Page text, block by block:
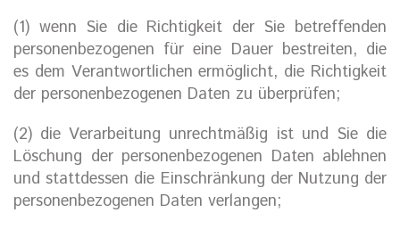
(1) wenn Sie die Richtigkeit der Sie betreffenden
personenbezogenen für eine Dauer bestreiten, die
es dem Verantwortlichen ermöglicht, die Richtigkeit
der personenbezogenen Daten zu überprüfen;
(2) die Verarbeitung unrechtmäßig ist und Sie die
Löschung der personenbezogenen Daten ablehnen
und stattdessen die Einschränkung der Nutzung der
personenbezogenen Daten verlangen;